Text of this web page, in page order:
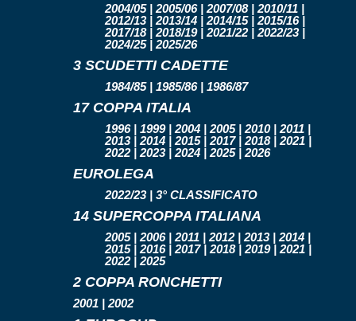
2004/05 | 2005/06 | 2007/08 | 2010/11 |
2012/13 | 2013/14 | 2014/15 | 2015/16 |
2017/18 | 2018/19 | 2021/22 | 2022/23 |
2024/25 | 2025/26
3 SCUDETTI CADETTE
1984/85 | 1985/86 | 1986/87
17 COPPA ITALIA
1996 | 1999 | 2004 | 2005 | 2010 | 2011 |
2013 | 2014 | 2015 | 2017 | 2018 | 2021 |
2022 | 2023 | 2024 | 2025 | 2026
EUROLEGA
2022/23 | 3° CLASSIFICATO
14 SUPERCOPPA ITALIANA
2005 | 2006 | 2011 | 2012 | 2013 | 2014 |
2015 | 2016 | 2017 | 2018 | 2019 | 2021 |
2022 | 2025
2 COPPA RONCHETTI
2001 | 2002